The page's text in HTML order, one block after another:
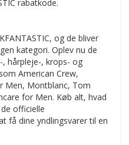
rabatkode.
og de bliver
kategori. Oplev nu de
hårpleje-, krops- og
American Crew,
Men, Montblanc, Tom
for Men. Køb alt, hvad
officielle
få dine yndlingsvarer til en